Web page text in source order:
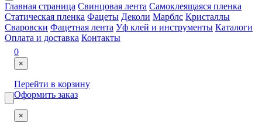
Главная страница Свинцовая лента Самоклеящаяся пленка
Статическая пленка Фацеты Деколи Марблс Кристаллы
Сваровски Фацетная лента Уф клей и инструменты Каталоги
Оплата и доставка Контакты
0
×
Перейти в корзину
Оформить заказ
×